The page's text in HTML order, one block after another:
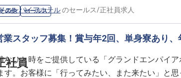
の他 セールス
社員
エンパイアホテルのセールス/正社員求人
スタッフ募集！賞与年2回、単身寮あり、
なひと時をご提供している「グランドエンパイ
す。お客様に「行ってみたい、また来たい」と